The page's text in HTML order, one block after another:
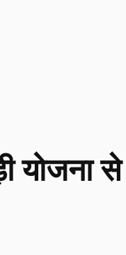
योजना